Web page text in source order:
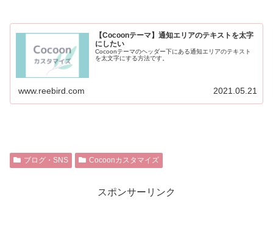
【Cocoonテーマ】通知エリアのテキストを太字
にしたい
Cocoonテーマのヘッダー下にある通知エリアのテキスト
を太文字にする方法です。
www.reebird.com 2021.05.21
ブログ・SNS Cocoonカスタマイズ
スポンサーリンク